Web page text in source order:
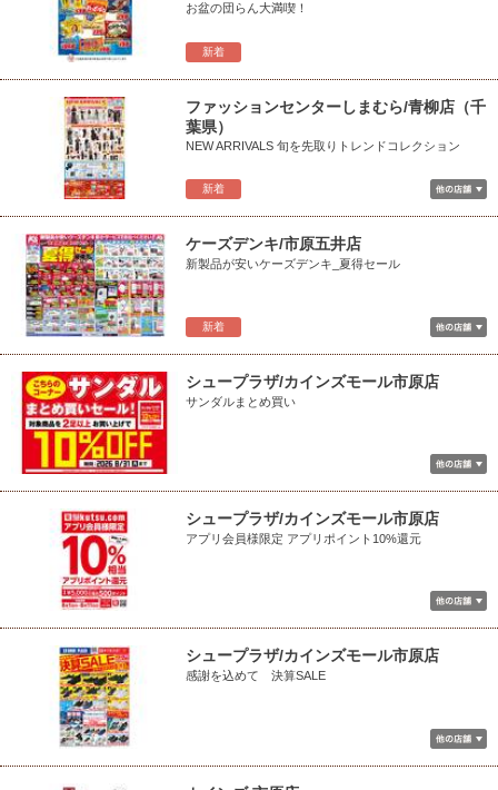
新着
お盆の団らん大満喫！
新着
ファッションセンターしまむら/青柳店（千
葉県）
NEW ARRIVALS 旬を先取りトレンドコレクション
新着
ケーズデンキ/市原五井店
新製品が安いケーズデンキ_夏得セール
シュープラザ/カインズモール市原店
サンダルまとめ買い
シュープラザ/カインズモール市原店
アプリ会員様限定 アプリポイント10%還元
シュープラザ/カインズモール市原店
感謝を込めて 決算SALE